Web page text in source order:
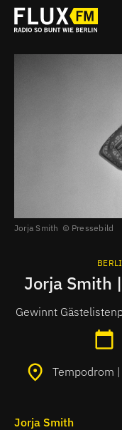
Jorja Smith Pressebild
Jorja Smith
Gewinnt
Tempodrom
Jorja Smith